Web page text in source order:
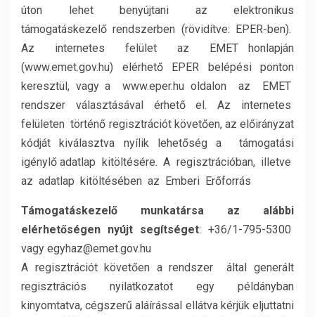
úton lehet benyújtani az elektronikus
támogatáskezelő rendszerben (rövidítve: EPER-ben).
Az internetes felület az EMET honlapján
(www.emet.gov.hu) elérhető EPER belépési ponton
keresztül, vagy a www.eper.hu oldalon az EMET
rendszer választásával érhető el. Az internetes
felületen történő regisztrációt követően, az előirányzat
kódját kiválasztva nyílik lehetőség a támogatási
igénylő adatlap kitöltésére. A regisztrációban, illetve
az adatlap kitöltésében az Emberi Erőforrás
Támogatáskezelő munkatársa az alábbi
elérhetőségen nyújt segítséget: +36/1-795-5300
vagy egyhaz@emet.gov.hu
A regisztrációt követően a rendszer által generált
regisztrációs nyilatkozatot egy példányban
kinyomtatva, cégszerű aláírással ellátva kérjük eljuttatni